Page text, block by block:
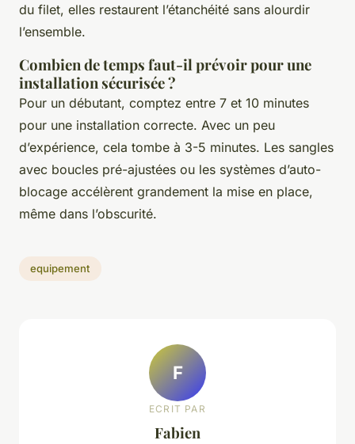
du filet, elles restaurent l’étanchéité sans alourdir
l’ensemble.
Combien de temps faut-il prévoir pour une
installation sécurisée ?
Pour un débutant, comptez entre 7 et 10 minutes
pour une installation correcte. Avec un peu
d’expérience, cela tombe à 3-5 minutes. Les sangles
avec boucles pré-ajustées ou les systèmes d’auto-
blocage accélèrent grandement la mise en place,
même dans l’obscurité.
equipement
F
ECRIT PAR
Fabien